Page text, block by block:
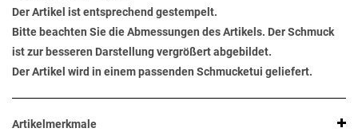
Der Artikel ist entsprechend gestempelt.
Bitte beachten Sie die Abmessungen des Artikels. Der Schmuck
ist zur besseren Darstellung vergrößert abgebildet.
Der Artikel wird in einem passenden Schmucketui geliefert.
Artikelmerkmale